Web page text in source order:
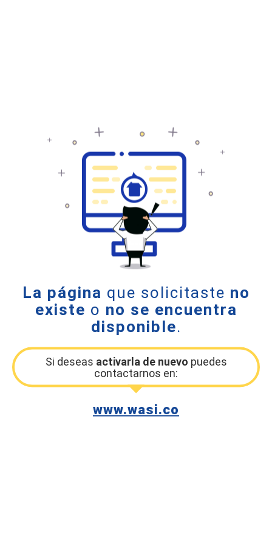
La página que solicitaste no
existe o no se encuentra
disponible.
Si deseas activarla de nuevo puedes
contactarnos en:
www.wasi.co